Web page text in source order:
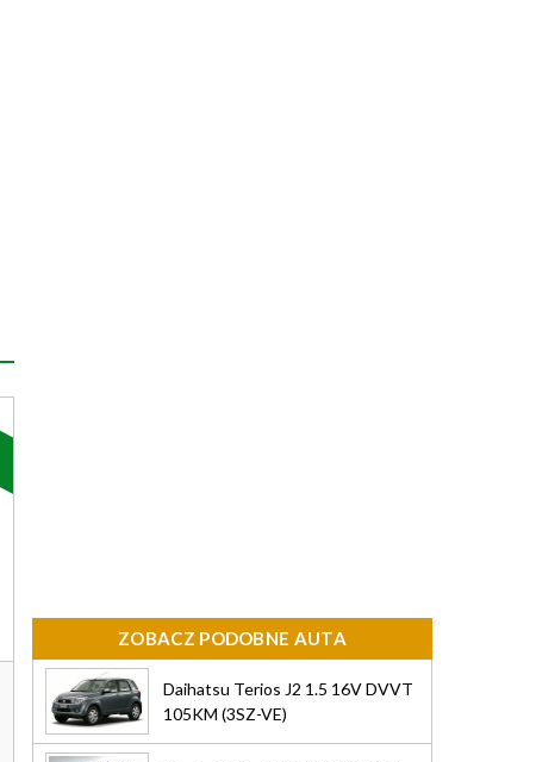
ZOBACZ PODOBNE AUTA
Daihatsu Terios J2 1.5 16V DVVT
105KM (3SZ-VE)